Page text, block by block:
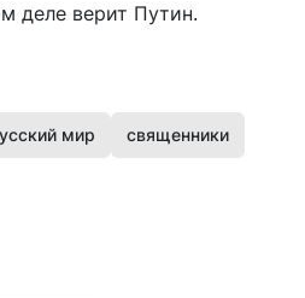
деле верит Путин.
мир священники